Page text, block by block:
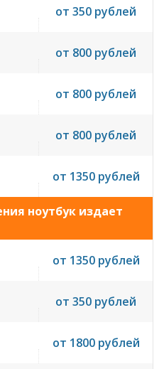
от 350 рублей
от 800 рублей
от 800 рублей
от 800 рублей
от 1350 рублей
ноутбук издает
от 1350 рублей
от 350 рублей
от 1800 рублей